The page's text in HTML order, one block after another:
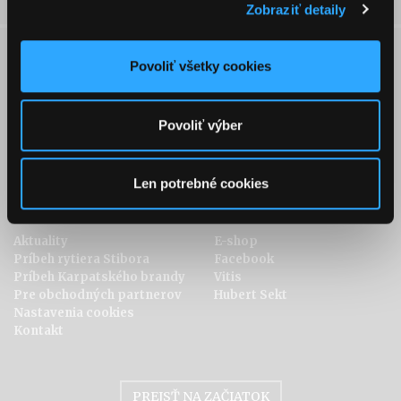
Zobraziť detaily
Povoliť všetky cookies
Povoliť výber
Len potrebné cookies
Karpatské KB
Karpatské brandy Špeciál
Karpatské brandy Exclusive
Objavte brandy
Recepty
História brandy
Metóda výroby
O nás
Aktuality
Príbeh rytiera Stibora
Príbeh Karpatského brandy
Pre obchodných partnerov
Nastavenia cookies
Kontakt
Odkazy
E-shop
Facebook
Vitis
Hubert Sekt
PREJSŤ NA ZAČIATOK